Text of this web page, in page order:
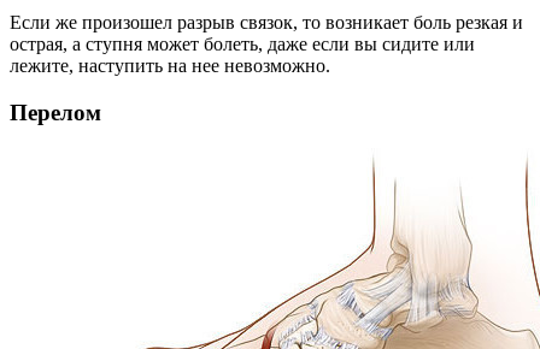
Если же произошел разрыв связок, то возникает боль резкая и
острая, а ступня может болеть, даже если вы сидите или
лежите, наступить на нее невозможно.
Перелом